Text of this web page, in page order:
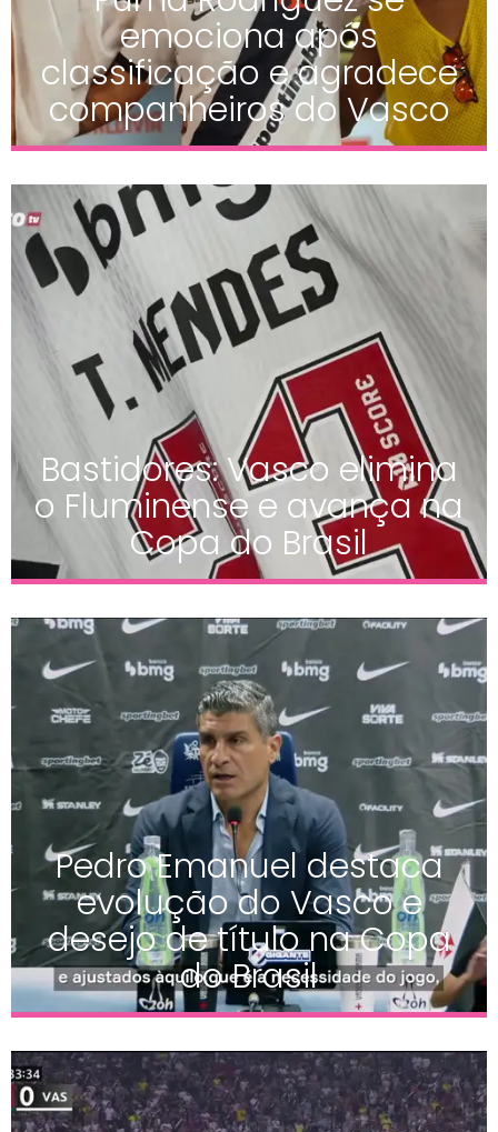
emociona após
classificação e agradece
companheiros do Vasco
Bastidores: Vasco elimina
o Fluminense e avança na
Copa do Brasil
Pedro Emanuel destaca
evolução do Vasco e
desejo de título na Copa
do Brasil